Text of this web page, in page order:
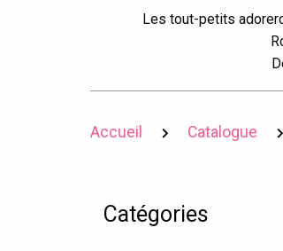
Les tout-petits
Accueil Catalogue
Catégories